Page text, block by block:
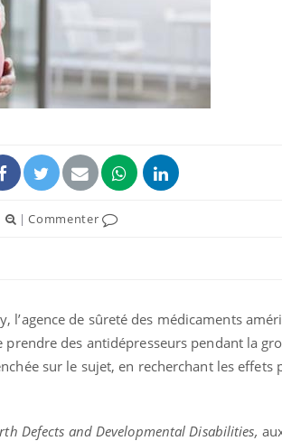
|Commenter
l’agence de sûreté des médicaments
des antidépresseurs pendant la
sur le sujet, en recherchant les effets
Defects and Developmental Disabilities,
VIH : la fin du comprimé
tous les jours se profile-t-
osait en